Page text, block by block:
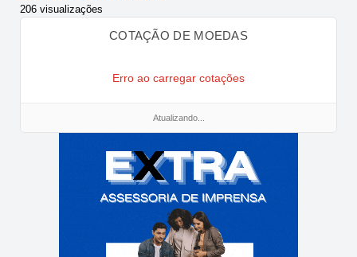
206 visualizações
COTAÇÃO DE MOEDAS
Erro ao carregar cotações
Atualizando...